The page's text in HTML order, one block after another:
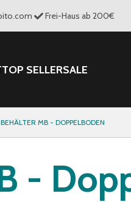
Frei-Haus ab 200€
TOP SELLERSALE
MB - DOPPELBODEN
-